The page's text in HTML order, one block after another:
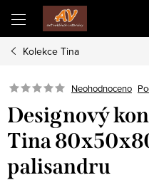
obsah
Kolekce Tina
Neohodnoceno
Designový
Tina
palisandru